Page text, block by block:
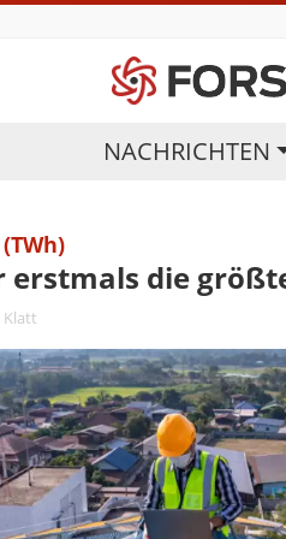
NACHRICHTEN
erstmals die
Klatt